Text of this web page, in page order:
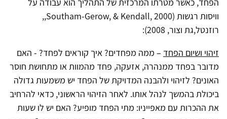
הפחד, כאשר מטרתו המרכזית של התהליך הוא עבודה על
וויסות רגשות (Southam-Gerow, & Kendall, 2000,,
רוזנטל,גת וצור, 2008):
זיהוי ושיום הפחד – ממה מפחדים? איך קוראים לפחד? - האם
מדובר בפחד ממנהרה, אזעקה, פחד מהמוות או מתחושת חוסר
האונים? לזיהוי ולהבנה המדויקת של הפחד יש משמעות גדולה
ביכולת בהמשך לנהל אותו. לאחר הזיהוי הראשוני, כדאי להרחיב
את ההכרות עם מאפייניו: מתי הפחד מופיע? האם יש לו שעות